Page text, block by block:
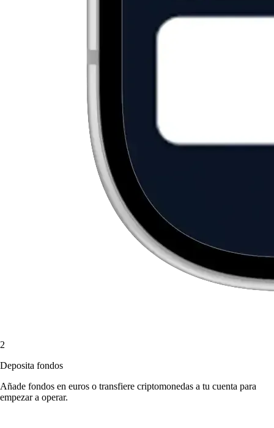
2
Deposita fondos
Añade fondos en euros o transfiere criptomonedas a tu cuenta para
empezar a operar.